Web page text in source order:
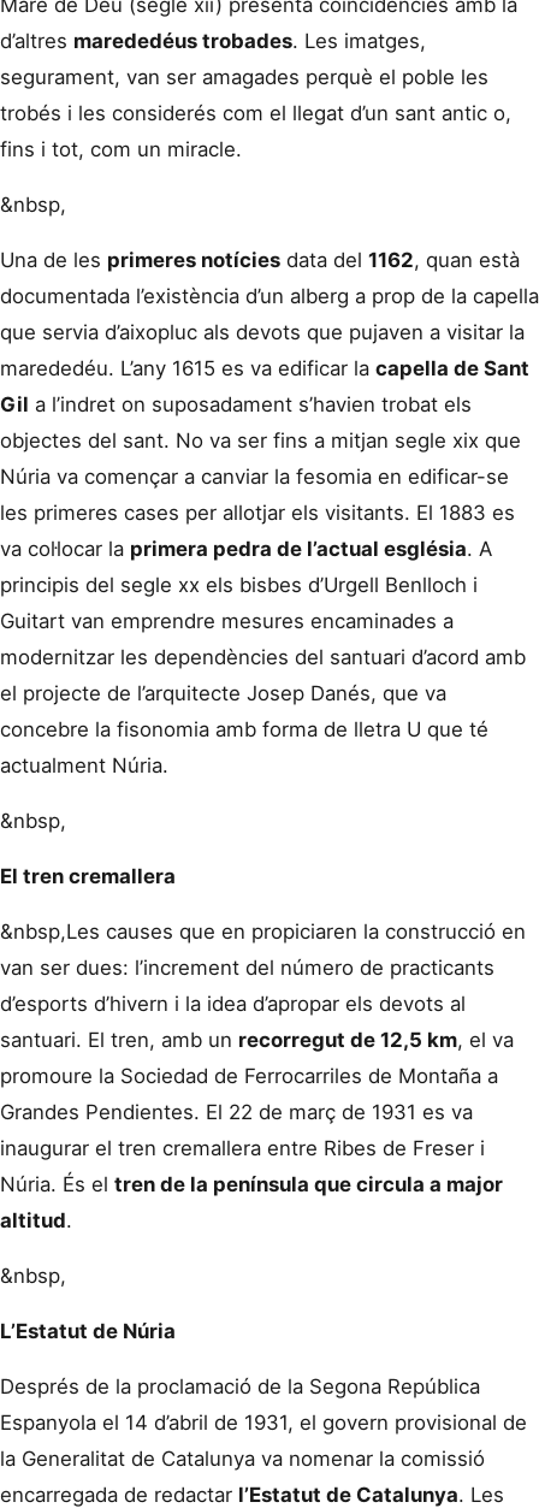
d’altres marededéus trobades. Les imatges,
segurament, van ser amagades perquè el poble les
trobés i les considerés com el llegat d’un sant antic o,
fins i tot, com un miracle.
&nbsp,
Una de les primeres notícies data del 1162, quan està
documentada l’existència d’un alberg a prop de la capella
que servia d’aixopluc als devots que pujaven a visitar la
marededéu. L’any 1615 es va edificar la capella de Sant
Gil a l’indret on suposadament s’havien trobat els
objectes del sant. No va ser fins a mitjan segle xix que
Núria va començar a canviar la fesomia en edificar-se
les primeres cases per allotjar els visitants. El 1883 es
va col·locar la primera pedra de l’actual església. A
principis del segle xx els bisbes d’Urgell Benlloch i
Guitart van emprendre mesures encaminades a
modernitzar les dependències del santuari d’acord amb
el projecte de l’arquitecte Josep Danés, que va
concebre la fisonomia amb forma de lletra U que té
actualment Núria.
&nbsp,
El tren cremallera
&nbsp,Les causes que en propiciaren la construcció en
van ser dues: l’increment del número de practicants
d’esports d’hivern i la idea d’apropar els devots al
santuari. El tren, amb un recorregut de 12,5 km, el va
promoure la Sociedad de Ferrocarriles de Montaña a
Grandes Pendientes. El 22 de març de 1931 es va
inaugurar el tren cremallera entre Ribes de Freser i
Núria. És el tren de la península que circula a major
altitud.
&nbsp,
L’Estatut de Núria
Després de la proclamació de la Segona República
Espanyola el 14 d’abril de 1931, el govern provisional de
la Generalitat de Catalunya va nomenar la comissió
encarregada de redactar l’Estatut de Catalunya. Les